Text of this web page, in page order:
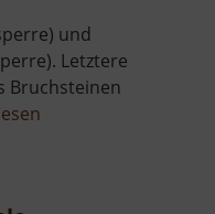
und
Letztere
Bruchsteinen